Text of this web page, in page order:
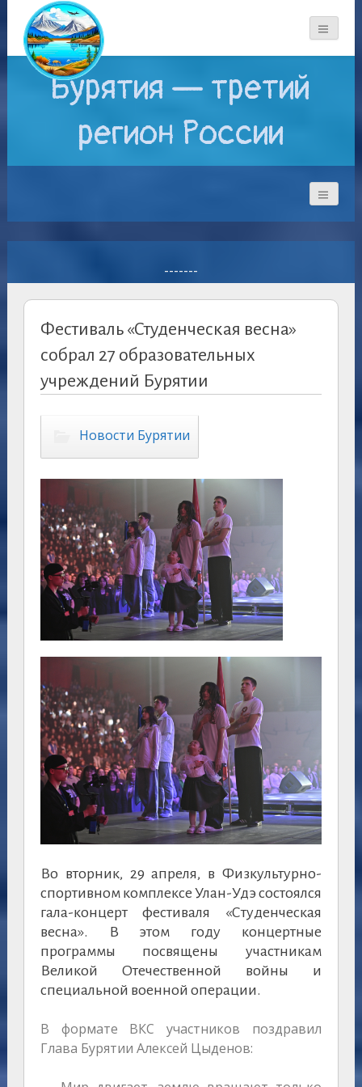
Бурятия — третий
регион России
-------
Фестиваль «Студенческая весна»
собрал 27 образовательных
учреждений Бурятии
Новости Бурятии
Во вторник, 29 апреля, в Физкультурно-
спортивном комплексе Улан-Удэ состоялся
гала-концерт фестиваля «Студенческая
весна». В этом году концертные
программы посвящены участникам
Великой Отечественной войны и
специальной военной операции.
В формате ВКС участников поздравил
Глава Бурятии Алексей Цыденов: